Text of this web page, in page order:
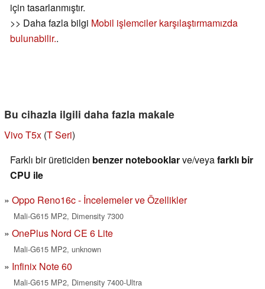
için tasarlanmıştır.
>> Daha fazla bilgi Mobil işlemciler karşılaştırmamızda
bulunabilir..
Bu cihazla ilgili daha fazla makale
Vivo T5x (T Seri)
Farklı bir üreticiden benzer notebooklarve/veyafarklı bir
CPU ile
Oppo Reno16c - İncelemeler ve Özellikler
Mali-G615 MP2, Dimensity 7300
OnePlus Nord CE 6 Lite
Mali-G615 MP2, unknown
Infinix Note 60
Mali-G615 MP2, Dimensity 7400-Ultra